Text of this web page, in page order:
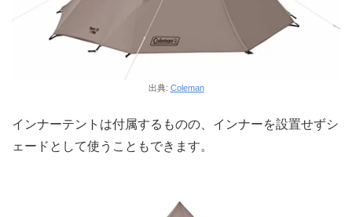
出典: Coleman
インナーテントは付属するものの、インナーを設置せずシ
ェードとして使うこともできます。